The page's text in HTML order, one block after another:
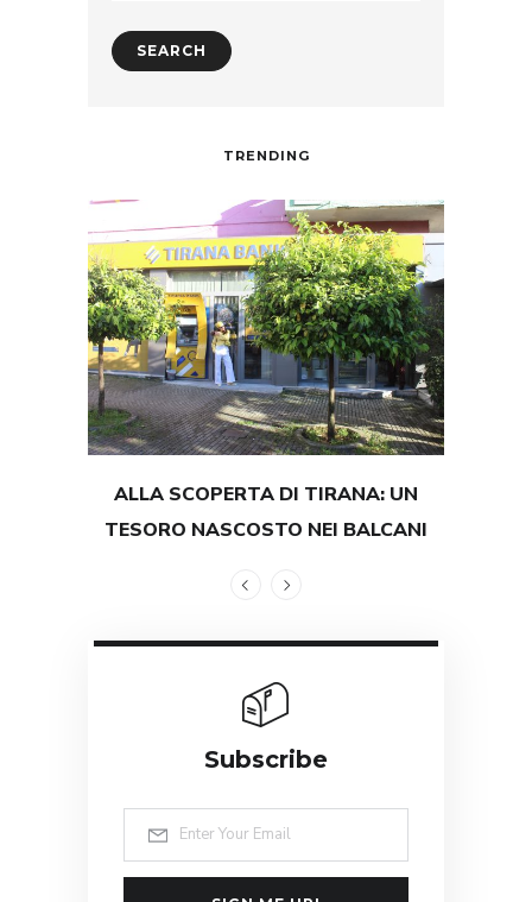
TRENDING
ALLA SCOPERTA DI TIRANA: UN
TESORO NASCOSTO NEI BALCANI
Subscribe